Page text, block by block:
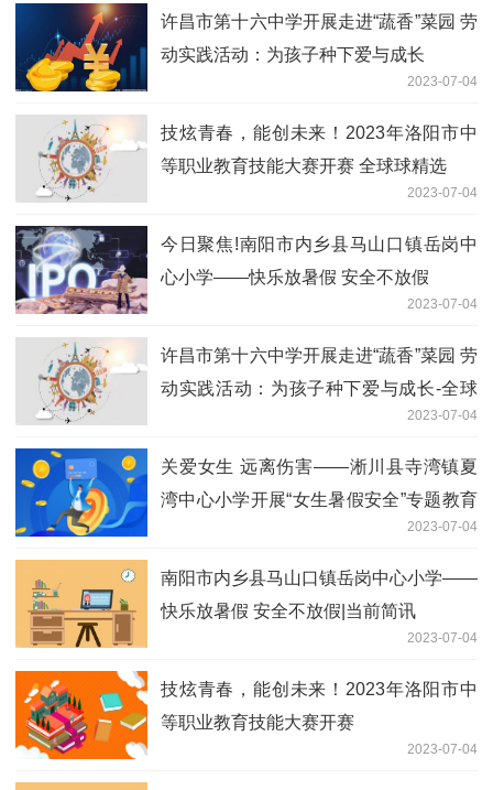
许昌市第十六中学开展走进“蔬香”菜园 劳
动实践活动：为孩子种下爱与成长
2023-07-04
技炫青春，能创未来！2023年洛阳市中
等职业教育技能大赛开赛 全球球精选
2023-07-04
今日聚焦!南阳市内乡县马山口镇岳岗中
心小学——快乐放暑假 安全不放假
2023-07-04
许昌市第十六中学开展走进“蔬香”菜园 劳
动实践活动：为孩子种下爱与成长-全球
2023-07-04
关爱女生 远离伤害——淅川县寺湾镇夏
湾中心小学开展“女生暑假安全”专题教育
2023-07-04
南阳市内乡县马山口镇岳岗中心小学——
快乐放暑假 安全不放假|当前简讯
2023-07-04
技炫青春，能创未来！2023年洛阳市中
等职业教育技能大赛开赛
2023-07-04